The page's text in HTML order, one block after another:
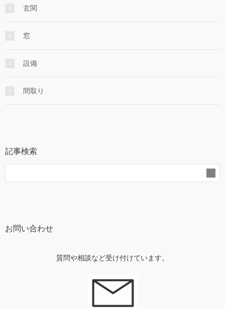
玄関
窓
設備
間取り
記事検索
お問い合わせ
質問や相談など受け付けています。